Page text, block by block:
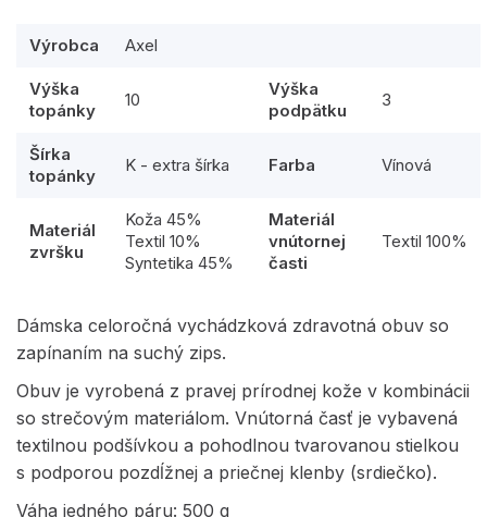
Výrobca Axel
Výška
topánky
10
Výška
podpätku
3
Šírka
topánky
K - extra šírka Farba Vínová
Materiál
zvršku
Koža 45%
Textil 10%
Syntetika 45%
Materiál
vnútornej
časti
Textil 100%
Dámska celoročná vychádzková zdravotná obuv so
zapínaním na suchý zips.
Obuv je vyrobená z pravej prírodnej kože v kombinácii
so strečovým materiálom. Vnútorná časť je vybavená
textilnou podšívkou a pohodlnou tvarovanou stielkou
s podporou pozdĺžnej a priečnej klenby (srdiečko).
Váha jedného páru: 500 g